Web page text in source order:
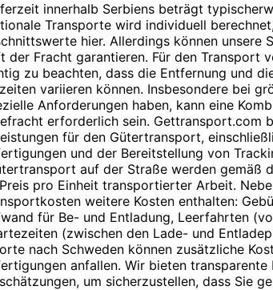
innerhalb Serbiens beträgt
Transporte wird individuell
hier. Allerdings können unsere
der Fracht garantieren. Für den Transport
zu beachten, dass die Entfernung und
variieren können. Insbesondere bei
Anforderungen haben, kann eine
erforderlich sein. Gettransport.com
für den Gütertransport,
und der Bereitstellung von
auf der Straße werden gemäß
pro Einheit transportierter Arbeit.
weitere Kosten enthalten:
für Be- und Entladung, Leerfahrten
(zwischen den Lade- und
nach Schweden können zusätzliche
anfallen. Wir bieten
um sicherzustellen, dass Sie